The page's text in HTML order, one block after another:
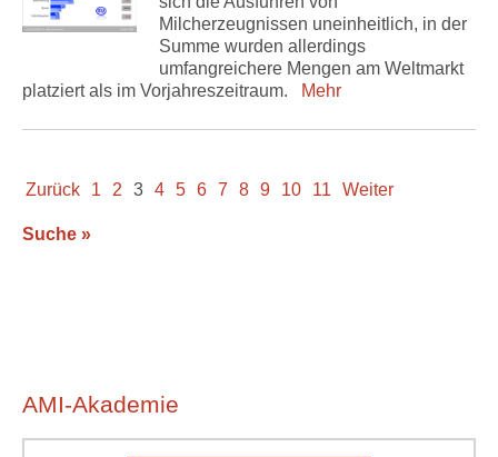
Milcherzeugnissen uneinheitlich, in der
Summe wurden allerdings
umfangreichere Mengen am Weltmarkt
platziert als im Vorjahreszeitraum.
Mehr
Zurück 1 2 3 4 5 6 7 8 9 10 11 Weiter
Suche »
AMI-Akademie